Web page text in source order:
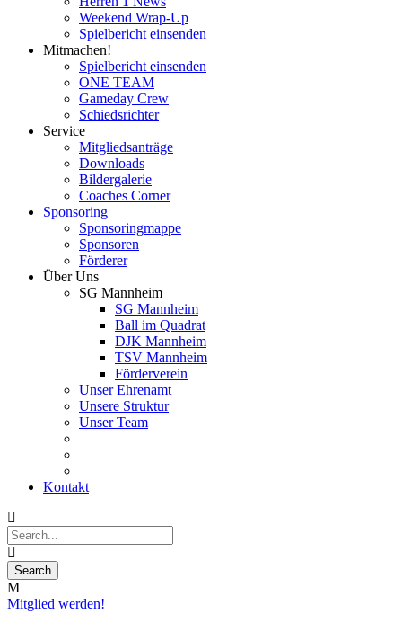
Weekend Wrap-Up
Spielbericht einsenden
Mitmachen!
Spielbericht einsenden
ONE TEAM
Gameday Crew
Schiedsrichter
Service
Mitgliedsanträge
Downloads
Bildergalerie
Coaches Corner
Sponsoring
Sponsoringmappe
Sponsoren
Förderer
Über Uns
SG Mannheim
SG Mannheim
Ball im Quadrat
DJK Mannheim
TSV Mannheim
Förderverein
Unser Ehrenamt
Unsere Struktur
Unser Team
Kontakt
Mitglied werden!